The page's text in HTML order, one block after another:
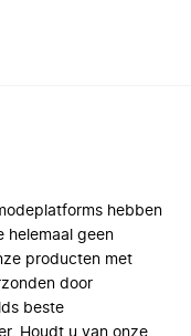
hebben
helemaal geen
producten met
door
beste
Houdt u van onze